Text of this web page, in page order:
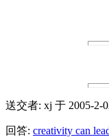
送交者: xj 于 2005-2-
回答: creativity can